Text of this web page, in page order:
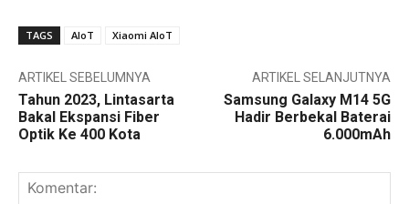
TAGS AIoT Xiaomi AIoT
ARTIKEL SEBELUMNYA
Tahun 2023, Lintasarta
Bakal Ekspansi Fiber
Optik Ke 400 Kota
ARTIKEL SELANJUTNYA
Samsung Galaxy M14 5G
Hadir Berbekal Baterai
6.000mAh